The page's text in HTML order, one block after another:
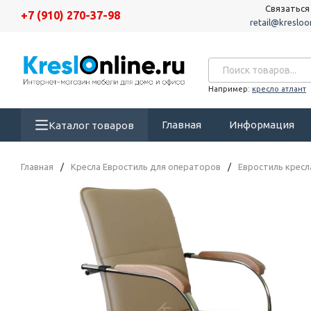
+7 (910) 270-37-98
Например: кресло атлант
Каталог товаров Главная Информация
Главная / Кресла Евростиль для операторов / Евростиль